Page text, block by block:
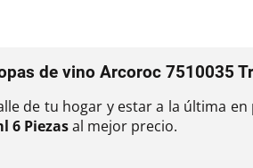
de vino Arcoroc 7510035
de tu hogar y estar a la última
6 Piezasal mejor precio.